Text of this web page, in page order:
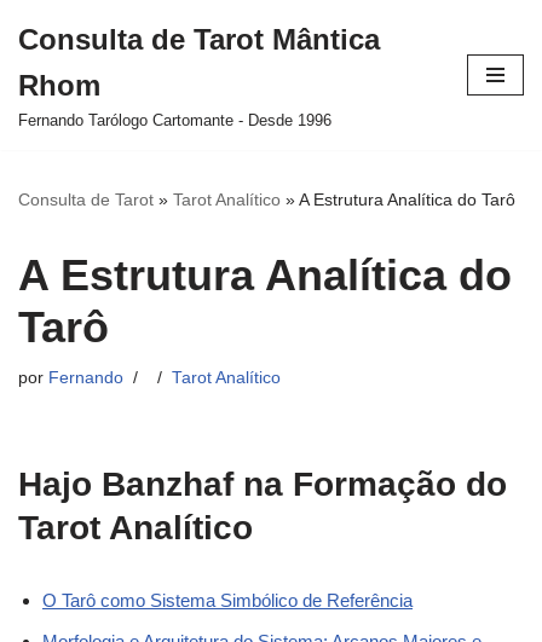
para
o
Consulta de Tarot Mântica
Rhom
Fernando Tarólogo Cartomante - Desde 1996
Consulta de Tarot » Tarot Analítico »A Estrutura Analítica do Tarô
A Estrutura Analítica do
Tarô
por Fernando Tarot Analítico
Hajo Banzhaf na Formação do
Tarot Analítico
O Tarô como Sistema Simbólico de Referência